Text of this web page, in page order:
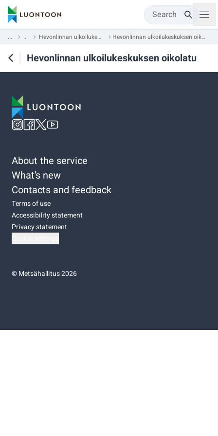
Search
... ... Hevonlinnan ulkoilukeskus Hevonlinnan ulkoilukeskuksen oikolatu
Hevonlinnan ulkoilukeskuksen oikolatu
About the service
What’s new
Contacts and feedback
Terms of use
Accessibility statement
Privacy statement
©Metsähallitus 2026